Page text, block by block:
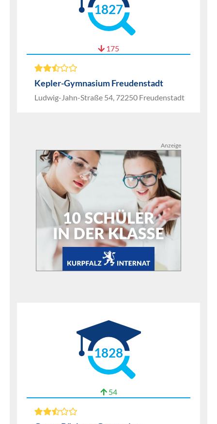
1827
175
Kepler-Gymnasium Freudenstadt
Ludwig-Jahn-Straße 54, 72250 Freudenstadt
Anzeige
1828
54